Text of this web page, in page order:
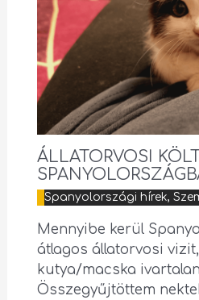
ÁLLATORVOSI
Spanyolországi hírek,
Mennyibe kerül
átlagos állatorvosi
kutya/macska
Összegyűjtöttem